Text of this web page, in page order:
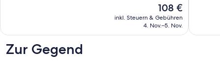
Vy-
sur-
Couesnon
Der
Preis
beträgt
108 €
inkl. Steuern & Gebühren
4. Nov.–5. Nov.
Zur Gegend